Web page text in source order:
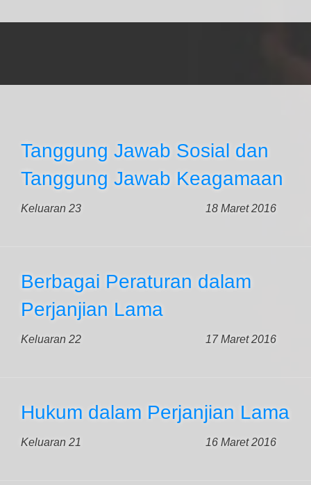
Tanggung Jawab Sosial dan
Tanggung Jawab Keagamaan
Keluaran 23 18 Maret 2016
Berbagai Peraturan dalam
Perjanjian Lama
Keluaran 22 17 Maret 2016
Hukum dalam Perjanjian Lama
Keluaran 21 16 Maret 2016